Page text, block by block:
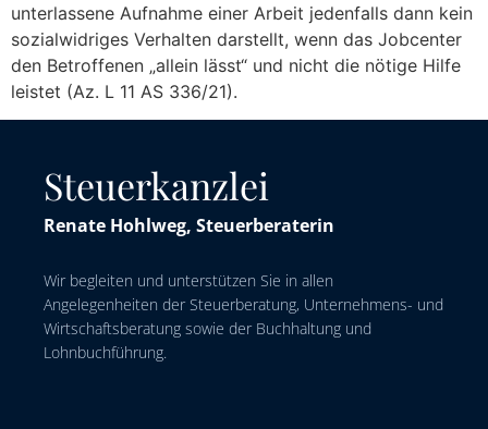
unterlassene Aufnahme einer Arbeit jedenfalls dann kein
sozialwidriges Verhalten darstellt, wenn das Jobcenter
den Betroffenen „allein lässt“ und nicht die nötige Hilfe
leistet (Az. L 11 AS 336/21).
Steuerkanzlei
Renate Hohlweg, Steuerberaterin
Wir begleiten und unterstützen Sie in allen
Angelegenheiten der Steuerberatung, Unternehmens- und
Wirtschaftsberatung sowie der Buchhaltung und
Lohnbuchführung.